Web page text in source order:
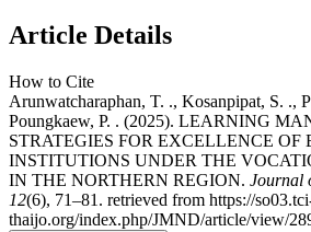
Article Details
How to Cite
Arunwatcharaphan, T. ., Kosanpipat, S. .,
Poungkaew, P. . (2025). LEARNING
STRATEGIES FOR EXCELLENCE OF
INSTITUTIONS UNDER THE
IN THE NORTHERN REGION. Journal
12(6), 71–81. retrieved from https://
thaijo.org/index.php/JMND/article/view/